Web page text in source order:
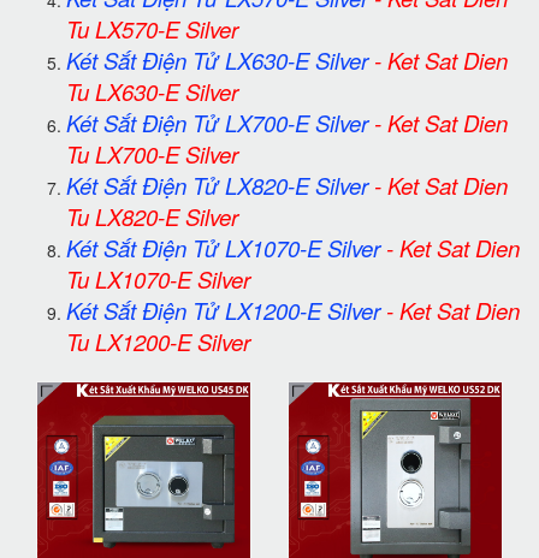
Tu LX570-E Silver
Két Sắt Điện Tử LX630-E Silver-Ket Sat Dien
Tu LX630-E Silver
Két Sắt Điện Tử LX700-E Silver-Ket Sat Dien
Tu LX700-E Silver
Két Sắt Điện Tử LX820-E Silver-Ket Sat Dien
Tu LX820-E Silver
Két Sắt Điện Tử LX1070-E Silver-Ket Sat Dien
Tu LX1070-E Silver
Két Sắt Điện Tử LX1200-E Silver-Ket Sat Dien
Tu LX1200-E Silver